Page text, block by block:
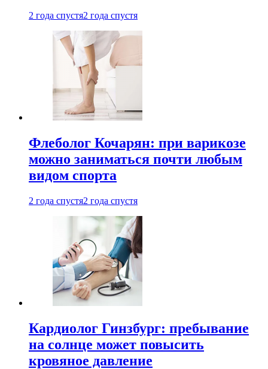
2 года спустя2 года спустя
Флеболог Кочарян: при варикозе
можно заниматься почти любым
видом спорта
2 года спустя2 года спустя
Кардиолог Гинзбург: пребывание
на солнце может повысить
кровяное давление